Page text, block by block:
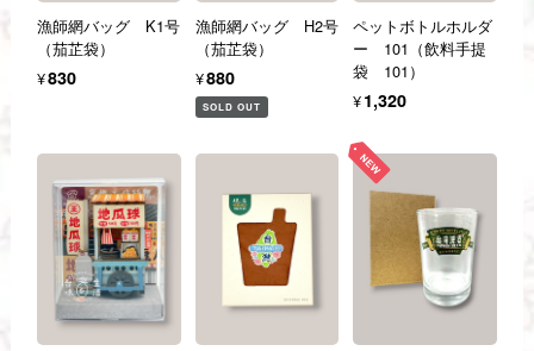
漁師網バッグ K1号
（茄芷袋）
¥830
漁師網バッグ H2号
（茄芷袋）
¥880
SOLD OUT
ペットボトルホルダ
ー 101（飲料手提
袋 101）
¥1,320